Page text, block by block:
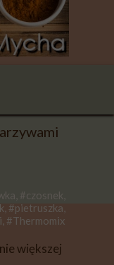
#czosnek,
#pietruszka,
#Thermomix
większej